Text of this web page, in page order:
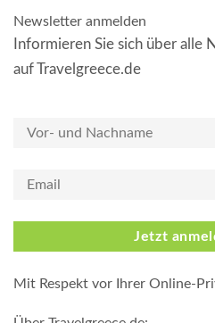
Newsletter anmelden
Informieren Sie sich über alle
auf Travelgreece.de
Jetzt
Mit Respekt vor Ihrer Online-